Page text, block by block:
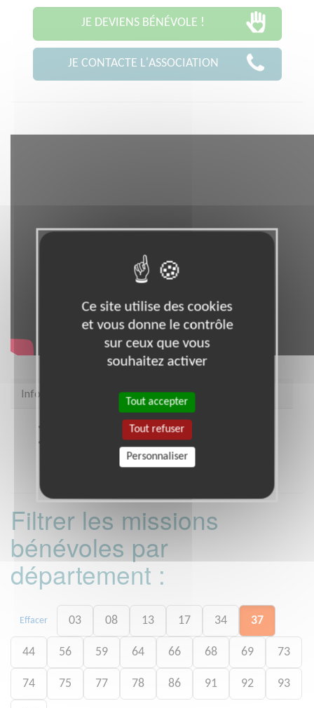
JE DEVIENS BÉNÉVOLE !
JE CONTACTE L'ASSOCIATION
Infos pratiques
https://snc.asso.fr/
STRASBOURG (67000)
Filtrer les missions
bénévoles par
département :
Effacer 03 08 13 17 34 37
44 56 59 64 66 68 69 73
74 75 77 78 86 91 92 93
Ce site utilise des cookies
et vous donne le contrôle
sur ceux que vous
souhaitez activer
Tout accepter
Tout refuser
Personnaliser